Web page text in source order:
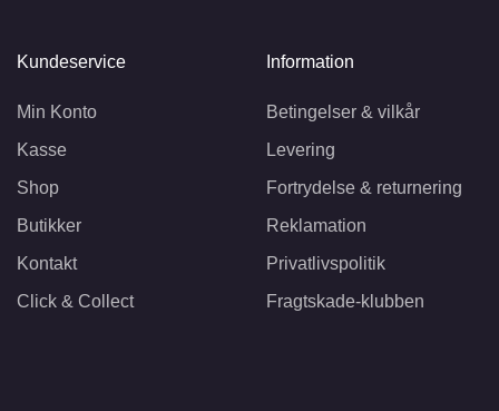
Kundeservice
Min Konto
Kasse
Shop
Butikker
Kontakt
Click & Collect
Information
Betingelser & vilkår
Levering
Fortrydelse & returnering
Reklamation
Privatlivspolitik
Fragtskade-klubben